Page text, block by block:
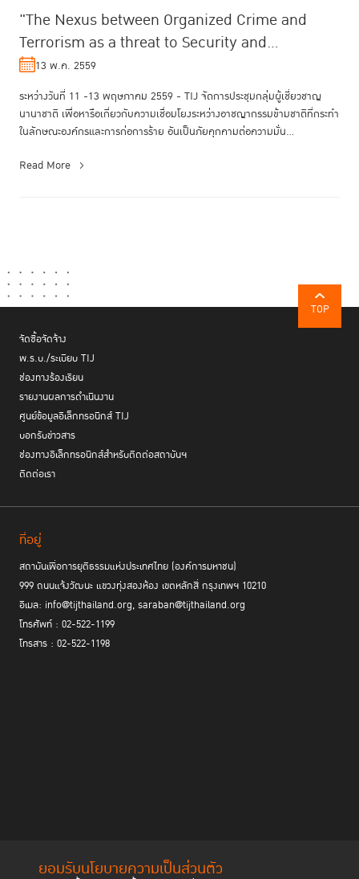
ยอมรับนโยบายความเป็นส่วนตัว
"The Nexus between Organized Crime and
Terrorism as a threat to Security and
Development"
13 พ.ค. 2559
ระหว่างวันที่ 11 -13 พฤษภาคม 2559 - TIJ จัดการประชุมกลุ่มผู้เชี่ยวชาญ
นานาชาติ เพื่อหารือเกี่ยวกับความเชื่อมโยงระหว่างอาชญากรรมข้ามชาติที่กระทำ
ในลักษณะองค์กรและการก่อการร้าย อันเป็นภัยคุกคามต่อความมั่น...
Read More
TOP
จัดซื้อจัดจ้าง
พ.ร.บ./ระเบียบ TIJ
ช่องทางร้องเรียน
รายงานผลการดำเนินงาน
ศูนย์ข้อมูลอิเล็กทรอนิกส์ TIJ
บอกรับข่าวสาร
ช่องทางอิเล็กทรอนิกส์สำหรับติดต่อสถาบันฯ
ติดต่อเรา
ที่อยู่
สถาบันเพื่อการยุติธรรมแห่งประเทศไทย (องค์การมหาชน)
999 ถนนแจ้งวัฒนะ แขวงทุ่งสองห้อง เขตหลักสี่ กรุงเทพฯ 10210
อีเมล: info@tijthailand.org, saraban@tijthailand.org
โทรศัพท์ : 02-522-1199
โทรสาร : 02-522-1198